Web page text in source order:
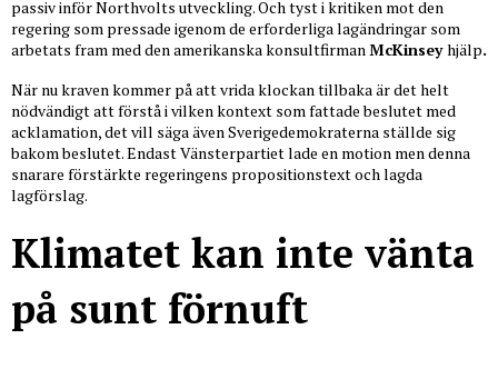
passiv inför Northvolts utveckling. Och tyst i kritiken mot den
regering som pressade igenom de erforderliga lagändringar som
arbetats fram med den amerikanska konsultfirman McKinseyhjälp.
När nu kraven kommer på att vrida klockan tillbaka är det helt
nödvändigt att förstå i vilken kontext som fattade beslutet med
acklamation, det vill säga även Sverigedemokraterna ställde sig
bakom beslutet. Endast Vänsterpartiet lade en motion men denna
snarare förstärkte regeringens propositionstext och lagda
lagförslag.
Klimatet kan inte vänta
på sunt förnuft